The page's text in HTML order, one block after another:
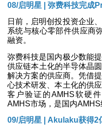
08/启明星 | 弥费科技完成
日前，启明创投投资企业
系统与核心零部件供应商
融资。
弥费科技是国内极少数能
供应链本土化的半导体晶
解决方案的供应商。凭借
心技术研发、本土化的供
客户验证的AMHS软硬
AMHS市场，是国内AMHS
09/启明星 | Akulaku获得2